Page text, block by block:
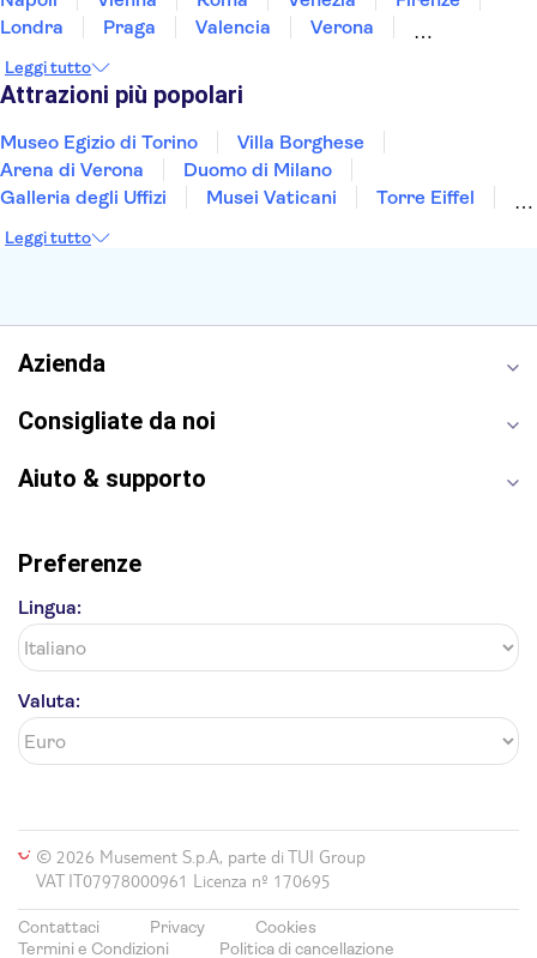
Londra
Praga Valencia
Verona
Genova
Palermo
Leggi tutto
Attrazioni più popolari
Museo Egizio di Torino
Villa Borghese
Arena di Verona
Duomo di Milano
Galleria degli Uffizi
Musei Vaticani
Torre Eiffel
Reggia di Caserta
Leggi tutto
Azienda
Consigliate da noi
Aiuto & supporto
Preferenze
Lingua:
Valuta:
© 2026 Musement S.p.A, parte di TUI Group
VAT IT07978000961 Licenza nº 170695
Contattaci Privacy
Cookies
Termini e Condizioni
Politica di cancellazione